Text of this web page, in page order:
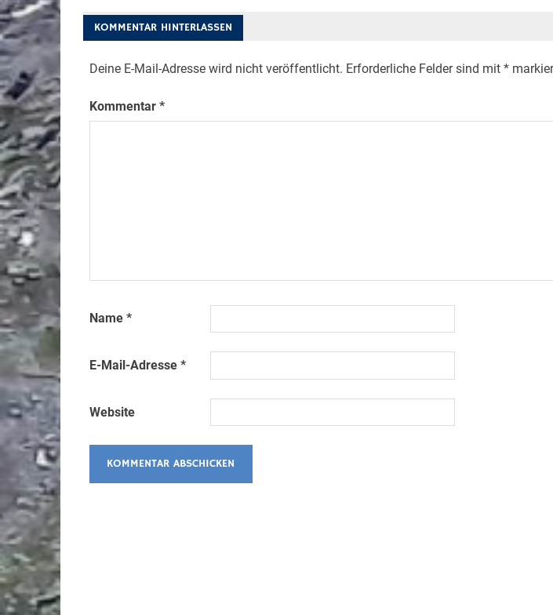
KOMMENTAR HINTERLASSEN
Deine E-Mail-Adresse wird nicht veröffentlicht. Erforderliche Felder sind mit *
Kommentar *
Name *
E-Mail-Adresse *
Website